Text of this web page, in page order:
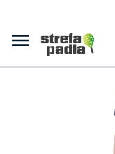
navy